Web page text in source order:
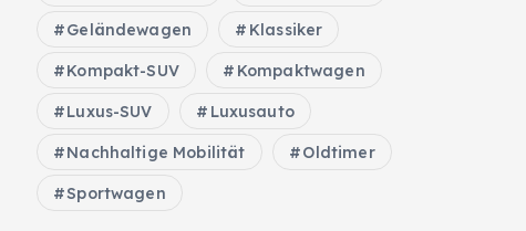
Geländewagen Klassiker
Kompakt-SUV Kompaktwagen
Luxus-SUV Luxusauto
Nachhaltige Mobilität Oldtimer
Sportwagen